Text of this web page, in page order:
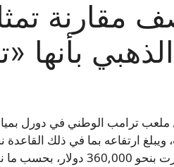
مقارنة
بأنها
ترامب الوطني في دورل
كوتريل المقيم في اهايو أن التكلفة